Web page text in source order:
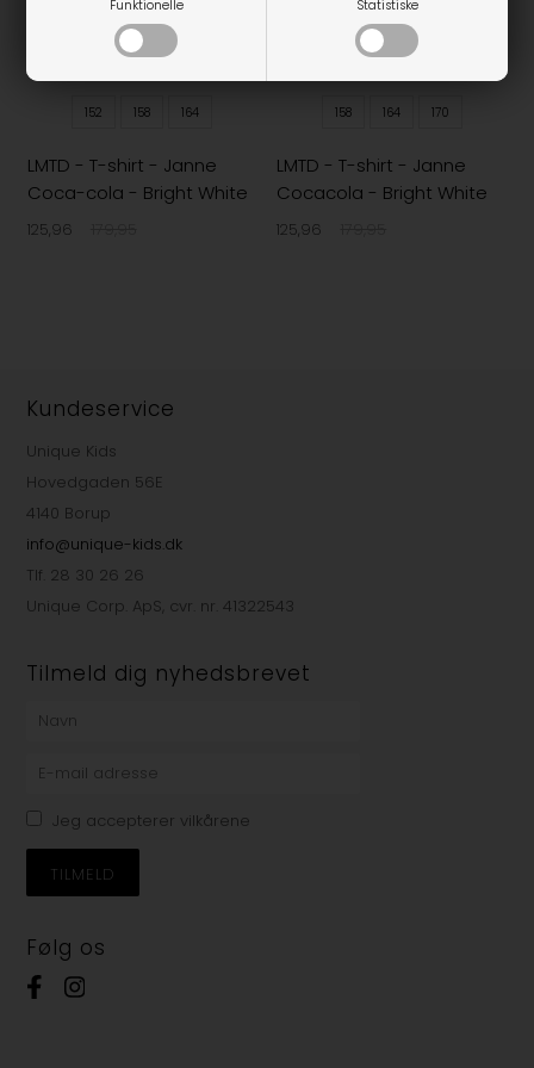
Funktionelle Statistiske
152 158 164
LMTD - T-shirt - Janne
Coca-cola - Bright White
125,96
158 164 170
LMTD - T-shirt - Janne
Cocacola - Bright White
125,96
Kundeservice
Unique Kids
Hovedgaden 56E
4140 Borup
info@unique-kids.dk
Tlf. 28 30 26 26
Unique Corp. ApS, cvr. nr. 41322543
Tilmeld dig nyhedsbrevet
Jeg accepterer vilkårene
Følg os